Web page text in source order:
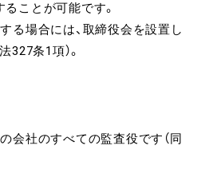
ことが可能です。
る場合には、取締役会を設置し
327条1項）。
会社のすべての監査役です（同